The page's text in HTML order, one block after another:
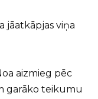
jāatkāpjas viņa
aizmieg pēc
garāko teikumu